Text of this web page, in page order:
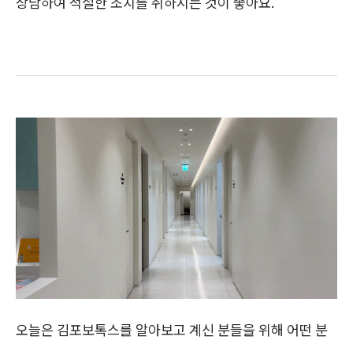
오늘은 김포보톡스를 알아보고 계신 분들을 위해 어떤 분